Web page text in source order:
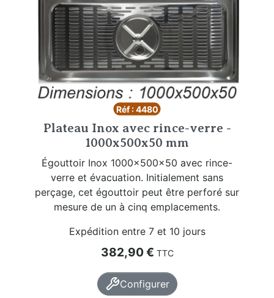
Réf : 4480
Plateau Inox avec rince-verre -
1000x500x50 mm
Égouttoir Inox 1000x500x50 avec rince-
verre et évacuation. Initialement sans
perçage, cet égouttoir peut être perforé sur
mesure de un à cinq emplacements.
Expédition entre 7 et 10 jours
Prix
382,90 € TTC
Configurer